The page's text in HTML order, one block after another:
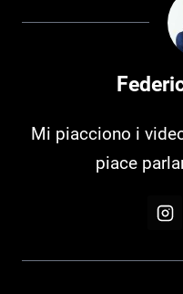
Mi piacciono i
piace